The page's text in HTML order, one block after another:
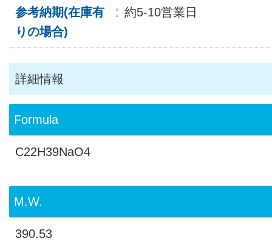
参考納期(在庫有
りの場合)
約5-10営業日
詳細情報
Formula
C22H39NaO4
M.W.
390.53